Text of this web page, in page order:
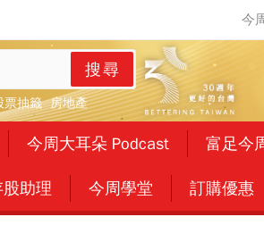
搜尋
票抽籤 房地產
今周大耳朵 Podcast 富足今
助理 今周學堂 訂購優惠